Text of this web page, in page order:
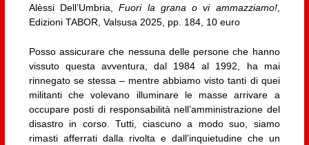
Alèssi Dell’Umbria,Fuori la grana o vi ammazziamo!,
Edizioni TABOR, Valsusa 2025, pp. 184, 10 euro
Posso assicurare che nessuna delle persone che hanno
vissuto questa avventura, dal 1984 al 1992, ha mai
rinnegato se stessa – mentre abbiamo visto tanti di quei
militanti che volevano illuminare le masse arrivare a
occupare posti di responsabilità nell’amministrazione del
disastro in corso. Tutti, ciascuno a modo suo, siamo
rimasti afferrati dalla rivolta e dall’inquietudine che un